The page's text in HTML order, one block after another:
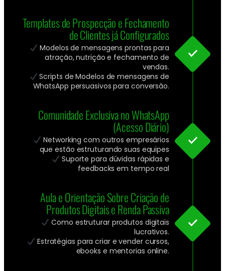
Templates de Prospecção e Fechamento
de Clientes já Configurados
Modelos de mensagens prontas para
atração, nutrição e fechamento de
vendas.
Scripts de Modelos de mensagens de
WhatsApp persuasivos para conversão.
Comunidade Exclusiva no WhatsApp
(Acesso Diário)
Networking com outros empresários
que estão estruturando suas equipes
Suporte para dúvidas rápidas e
feedbacks em tempo real
Aula e Orientação Sobre Criação de
Produtos Digitais e Renda Passiva
Como estruturar produtos digitais
lucrativos.
Estratégias para criar e vender cursos,
ebooks e mentorias online.